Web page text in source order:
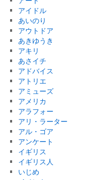
アイドル
あいのり
アウトドア
あきゆうき
アキリ
あさイチ
アドバイス
アトリエ
アミューズ
アメリカ
アラフォー
アリ・ラーター
アル・ゴア
アンケート
イギリス
イギリス人
いじめ